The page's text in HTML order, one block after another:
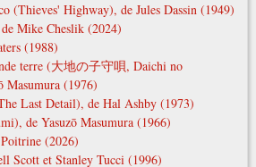
(Thieves' Highway), de Jules Dassin (1949)
Mike Cheslik (2024)
(1988)
terre (大地の子守唄, Daichi no
Masumura (1976)
Last Detail), de Hal Ashby (1973)
de Yasuzō Masumura (1966)
(2026)
Scott et Stanley Tucci (1996)